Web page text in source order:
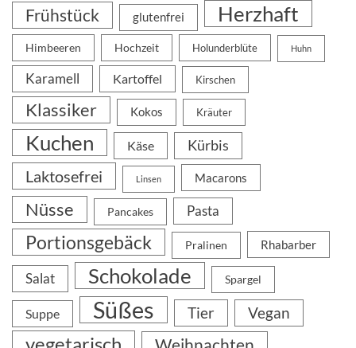
Frühstück glutenfrei Herzhaft
Himbeeren Hochzeit Holunderblüte Huhn
Karamell Kartoffel Kirschen
Klassiker Kokos Kräuter
Kuchen Käse Kürbis
Laktosefrei Linsen Macarons
Nüsse Pancakes Pasta
Portionsgebäck Pralinen Rhabarber
Salat Schokolade Spargel
Suppe Süßes Tier Vegan